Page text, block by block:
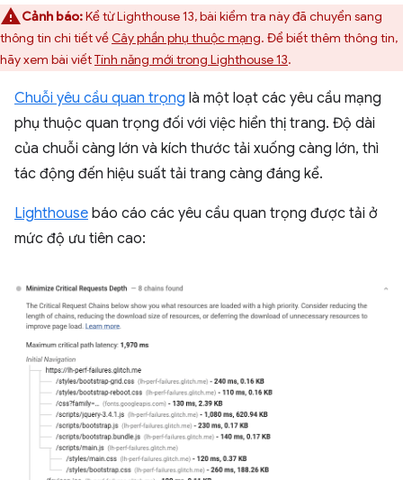
Cảnh báo:Kể từ Lighthouse 13, bài kiểm tra này đã chuyển sang
thông tin chi tiết vềCây phần phụ thuộc mạng. Để biết thêm thông tin,
hãy xem bài viếtTính năng mới trong Lighthouse 13.
Chuỗi yêu cầu quan trọng là một loạt các yêu cầu mạng
phụ thuộc quan trọng đối với việc hiển thị trang. Độ dài
của chuỗi càng lớn và kích thước tải xuống càng lớn, thì
tác động đến hiệu suất tải trang càng đáng kể.
Lighthouse báo cáo các yêu cầu quan trọng được tải ở
mức độ ưu tiên cao: